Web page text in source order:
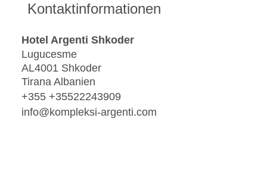
Kontaktinformationen
Hotel Argenti Shkoder
Lugucesme
AL4001 Shkoder
Tirana Albanien
+355 +35522243909
info@kompleksi-argenti.com